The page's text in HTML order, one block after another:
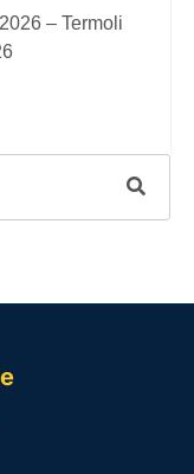
– Termoli